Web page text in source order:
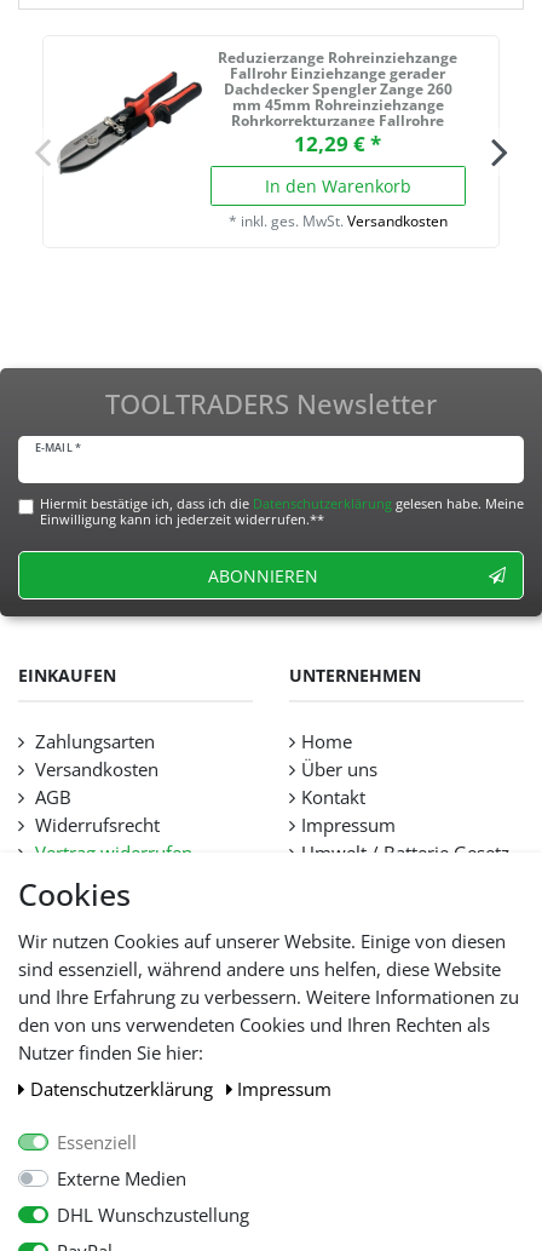
Cookies
Wir nutzen Cookies auf unserer Website. Einige von diesen
sind essenziell, während andere uns helfen, diese Website
und Ihre Erfahrung zu verbessern. Weitere Informationen zu
den von uns verwendeten Cookies und Ihren Rechten als
Nutzer finden Sie hier:
Daten­schutz­erklärung
Impressum
Essenziell
Externe Medien
DHL Wunschzustellung
Reduzierzange Rohreinziehzange
Fallrohr Einziehzange gerader
Dachdecker Spengler Zange 260
mm 45mm Rohreinziehzange
Rohrkorrekturzange Fallrohre
Rohre Dachdecker Spengler
Ofenrohr 260mm 5 Klingen
12,29 € *
In den Warenkorb
* inkl. ges. MwSt. Versandkosten
TOOLTRADERS Newsletter
E-MAIL *
Hiermit bestätige ich, dass ich die Daten­schutz­erklärunggelesen habe. Meine
Einwilligung kann ich jederzeit widerrufen.**
ABONNIEREN
EINKAUFEN
Zahlungsarten
Versandkosten
AGB
Widerrufsrecht
Vertrag widerrufen
Datenschutz
Hilfe
Lieferfristen und
Lieferbeschränkung
UNTERNEHMEN
Home
Über uns
Kontakt
Impressum
Umwelt / Batterie Gesetz
WIR AKZEPTIEREN